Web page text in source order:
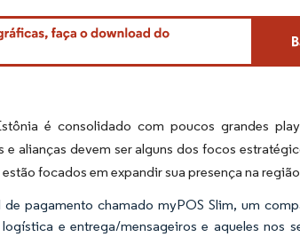
BY 4.0.
é consolidado com poucos grandes
alianças devem ser alguns dos focos
focados em expandir sua presença na
pagamento chamado myPOS Slim, um
e entrega/mensageiros e aqueles nos